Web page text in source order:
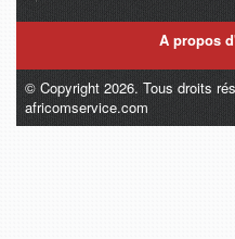
A propos
© Copyright 2026. Tous droits
africomservice.com